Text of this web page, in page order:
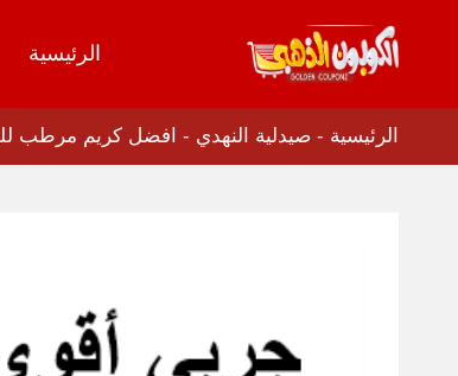
تخطي
المحتوى
الرئيسية
الرئيسية - صيدلية النهدي - افضل كريم مرطب